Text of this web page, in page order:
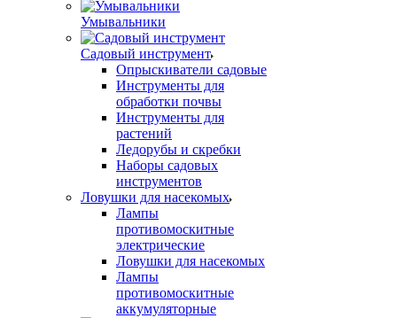
Умывальники
Садовый инструмент
Опрыскиватели садовые
Инструменты для
обработки почвы
Инструменты для
растений
Ледорубы и скребки
Наборы садовых
инструментов
Ловушки для насекомых
Лампы
противомоскитные
электрические
Ловушки для насекомых
Лампы
противомоскитные
аккумуляторные